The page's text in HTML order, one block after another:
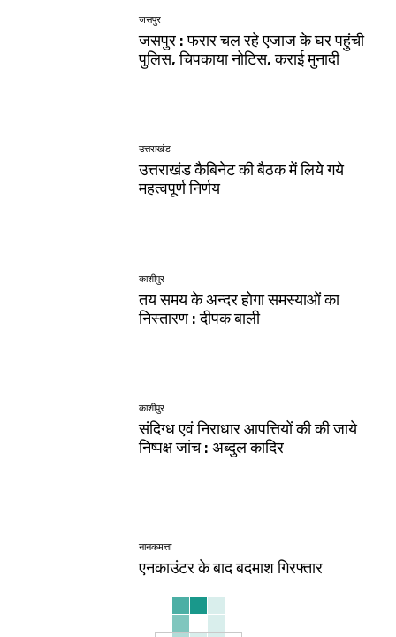
जसपुर
जसपुर : फरार चल रहे एजाज के घर पहुंची
पुलिस, चिपकाया नोटिस, कराई मुनादी
उत्तराखंड
उत्तराखंड कैबिनेट की बैठक में लिये गये
महत्वपूर्ण निर्णय
काशीपुर
तय समय के अन्दर होगा समस्याओं का
निस्तारण : दीपक बाली
काशीपुर
संदिग्ध एवं निराधार आपत्तियों की की जाये
निष्पक्ष जांच : अब्दुल कादिर
नानकमत्ता
एनकाउंटर के बाद बदमाश गिरफ्तार